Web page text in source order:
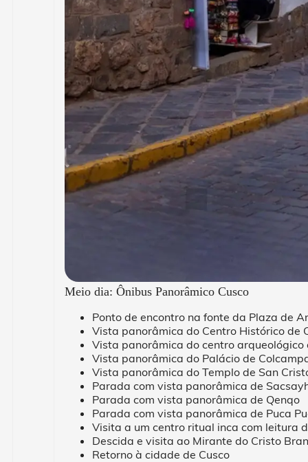
Meio dia: Ônibus Panorâmico Cusco
Ponto de encontro na fonte da Plaza de
Vista panorâmica do Centro Histórico de
Vista panorâmica do centro arqueológico
Vista panorâmica do Palácio de
Vista panorâmica do Templo de San
Parada com vista panorâmica de
Parada com vista panorâmica de Qenqo
Parada com vista panorâmica de Puca
Visita a um centro ritual inca com leitura
Descida e visita ao Mirante do Cristo
Retorno à cidade de Cusco